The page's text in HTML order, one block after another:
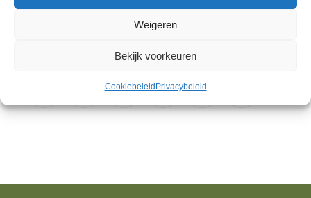
Weigeren
Bekijk voorkeuren
Cookiebeleid Privacybeleid